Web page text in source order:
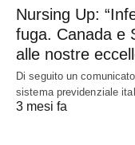
Nursing Up:
fuga. Canada e
alle nostre
Di seguito un
sistema previdenziale
3 mesi fa